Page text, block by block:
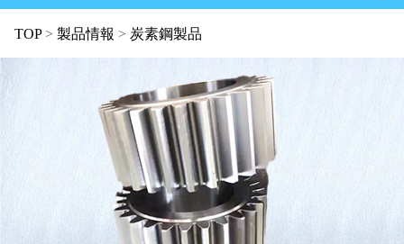
お問い合わせ
TOP> 製品情報 > 炭素鋼製品